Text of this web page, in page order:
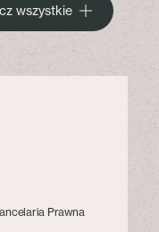
wszystkie
Prawna